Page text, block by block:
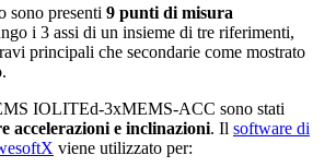
sono presenti 9 punti di misura
i 3 assi di un insieme di tre riferimenti,
principali che secondarie come mostrato
IOLITEd-3xMEMS-ACC sono stati
accelerazioni e inclinazioni. Il software di
viene utilizzato per: